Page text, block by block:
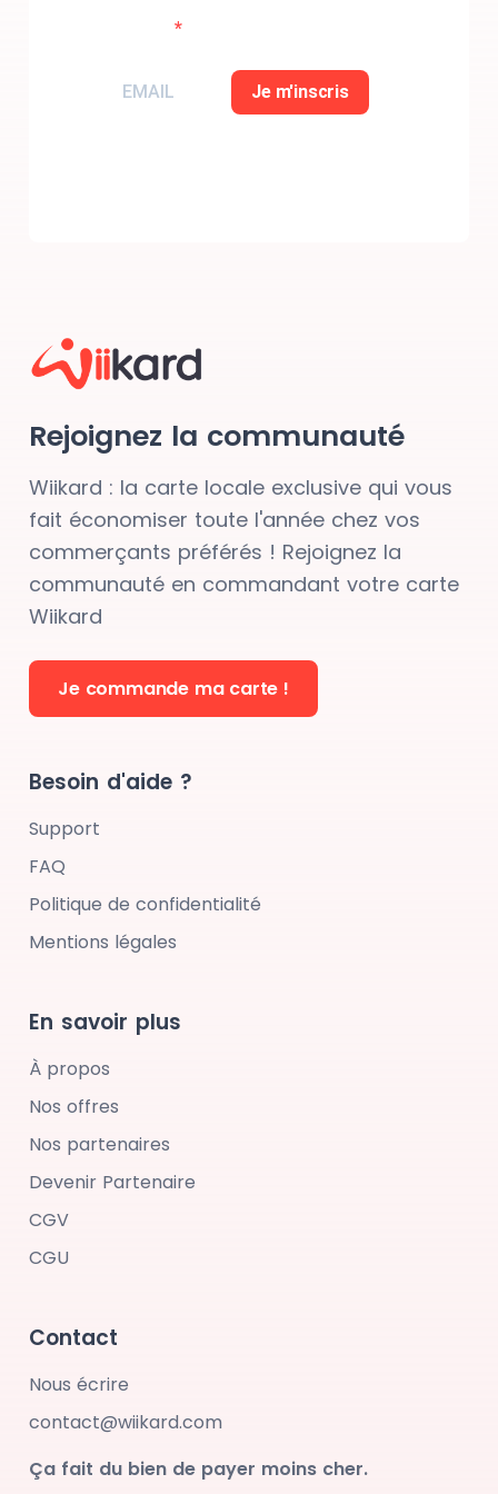
inscrire
Je m'inscris
Rejoignez la communauté
Wiikard : la carte locale exclusive qui vous
fait économiser toute l'année chez vos
commerçants préférés ! Rejoignez la
communauté en commandant votre carte
Wiikard
Je commande ma carte !
Besoin d'aide ?
Support
FAQ
Politique de confidentialité
Mentions légales
En savoir plus
À propos
Nos offres
Nos partenaires
Devenir Partenaire
CGV
CGU
Contact
Nous écrire
contact@wiikard.com
Ça fait du bien de payer moins cher.